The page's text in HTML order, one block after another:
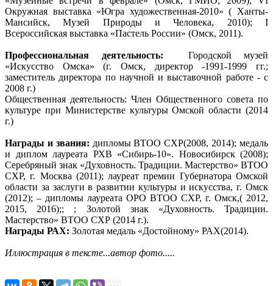
Окружная выставка «Югра художественная-2010» ( Ханты-
Мансийск, Музей Природы и Человека, 2010); I
Всероссийская выставка «Пастель России» (Омск, 2011).
Профессиональная деятельность:
Городской музей
«Искусство Омска» (г. Омск, директор -1991-1999 гг.;
заместитель директора по научной и выставочной работе - с
2008 г.)
Общественная деятельность: Член Общественного совета по
культуре при Министерстве культуры Омской области (2014
г.)
Награды и звания: дипломы ВТОО СХР(2008, 2014); медаль
и диплом лауреата РХВ «Сибирь-10». Новосибирск (2008);
Серебряный знак «Духовность. Традиции. Мастерство» ВТОО
СХР, г. Москва (2011); лауреат премии Губернатора Омской
области за заслуги в развитии культуры и искусства, г. Омск
(2012); – дипломы лауреата ОРО ВТОО СХР, г. Омск,( 2012,
2015, 2016);; ; Золотой знак «Духовность. Традиции.
Мастерство» ВТОО СХР (2014 г.).
Награды РАХ: Золотая медаль «Достойному» РАХ(2014).
Иллюстрация в тексте...автор фото.....